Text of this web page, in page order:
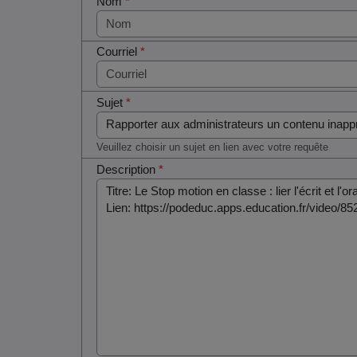
Courriel*
Sujet*
Veuillez choisir un sujet en lien avec votre requête
Description*